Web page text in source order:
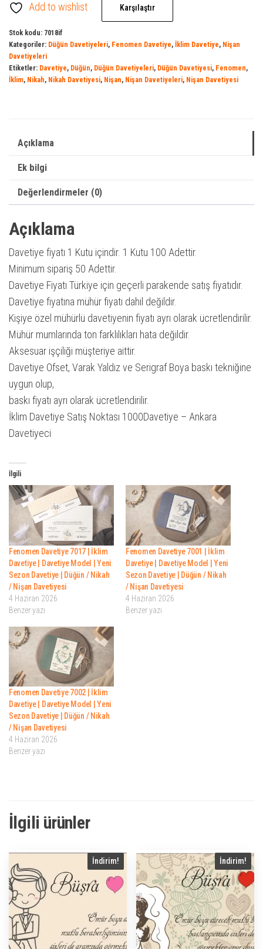
Add to wishlist Karşılaştır
Stok kodu: 7018if
Kategoriler: Düğün Davetiyeleri, Fenomen Davetiye, İklim Davetiye, Nişan
Davetiyeleri
Etiketler: Davetiye, Düğün, Düğün Davetiyeleri, Düğün Davetiyesi, Fenomen,
İklim, Nikah, Nikah Davetiyesi, Nişan, Nişan Davetiyeleri, Nişan Davetiyesi
Açıklama
Ek bilgi
Değerlendirmeler (0)
Açıklama
Davetiye fiyatı 1 Kutu içindir. 1 Kutu 100 Adettir.
Minimum sipariş 50 Adettir.
Davetiye Fiyatı Türkiye için geçerli parakende satış fiyatıdır.
Davetiye fiyatına mühür fiyatı dahil değildir.
Kişiye özel mühürlü davetiyenin fiyatı ayrı olarak ücretlendirilir.
Mühür mumlarında ton farklılıkları hata değildir.
Aksesuar işçiliği müşteriye aittir.
Davetiye Ofset, Varak Yaldız ve Serigraf Boya baskı tekniğine
uygun olup,
baskı fiyatı ayrı olarak ücretlendirilir.
İklim Davetiye Satış Noktası 1000Davetiye – Ankara
Davetiyeci
İlgili
Fenomen Davetiye 7017 | İklim
Davetiye | Davetiye Model | Yeni
Sezon Davetiye | Düğün / Nikah
/ Nişan Davetiyesi
4 Haziran 2026
Benzer yazı
Fenomen Davetiye 7001 | İklim
Davetiye | Davetiye Model | Yeni
Sezon Davetiye | Düğün / Nikah
/ Nişan Davetiyesi
4 Haziran 2026
Benzer yazı
Fenomen Davetiye 7002 | İklim
Davetiye | Davetiye Model | Yeni
Sezon Davetiye | Düğün / Nikah
/ Nişan Davetiyesi
4 Haziran 2026
Benzer yazı
İlgili ürünler
İndirim! İndirim!